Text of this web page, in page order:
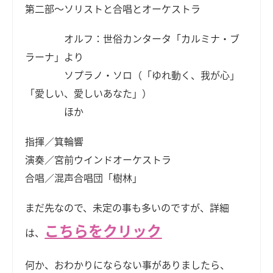
第二部～ソリストと合唱とオーケストラ
オルフ：世俗カンタータ「カルミナ・ブ
ラーナ」より
ソプラノ・ソロ（「ゆれ動く、我が心」
「愛しい、愛しいあなた」）
ほか
指揮／箕輪響
演奏／宮前ウインドオーケストラ
合唱／混声合唱団「樹林」
まだ先なので、未定の事も多いのですが、詳細
は、 こちらをクリック
何か、おわかりにならない事がありましたら、